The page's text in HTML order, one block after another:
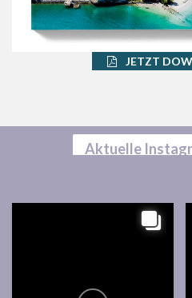
JETZT
Aktuelle